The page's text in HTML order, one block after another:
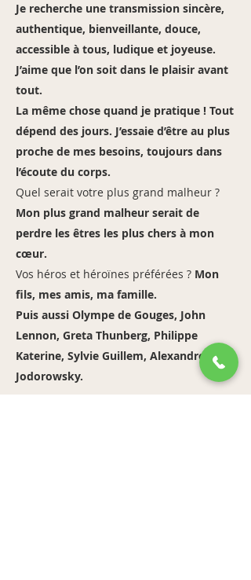
Je recherche une transmission sincère,
authentique, bienveillante, douce,
accessible à tous, ludique et joyeuse.
J’aime que l’on soit dans le plaisir avant
tout.
La même chose quand je pratique ! Tout
dépend des jours. J’essaie d’être au plus
proche de mes besoins, toujours dans
l’écoute du corps.
Quel serait votre plus grand malheur ?
Mon plus grand malheur serait de
perdre les êtres les plus chers à mon
cœur.
Vos héros et héroïnes préférées ? Mon
fils, mes amis, ma famille.
Puis aussi Olympe de Gouges, John
Lennon, Greta Thunberg, Philippe
Katerine, Sylvie Guillem, Alexandro
Jodorowsky.